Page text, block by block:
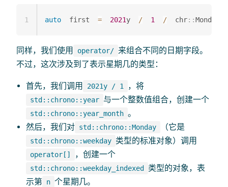
auto
  first
= 2021y / 1 /
  chr
::Monday
1
同样，我们使用 operator/ 来组合不同的日期字段。
不过，这次涉及到了表示星期几的类型：
首先，我们调用 2021y / 1 ，将
std::chrono::year 与一个整数值组合，创建一个
std::chrono::year_month 。
然后，我们对 std::chrono::Monday （它是
std::chrono::weekday 类型的标准对象）调用
operator[] ，创建一个
std::chrono::weekday_indexed 类型的对象，表
示第 n 个星期几。